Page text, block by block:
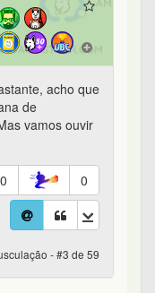
acho que
de
vamos ouvir
0 0
- #3 de 59